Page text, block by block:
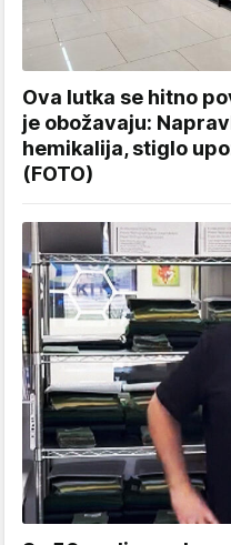
Ova lutka se hitno
je obožavaju:
hemikalija, stiglo
(FOTO)